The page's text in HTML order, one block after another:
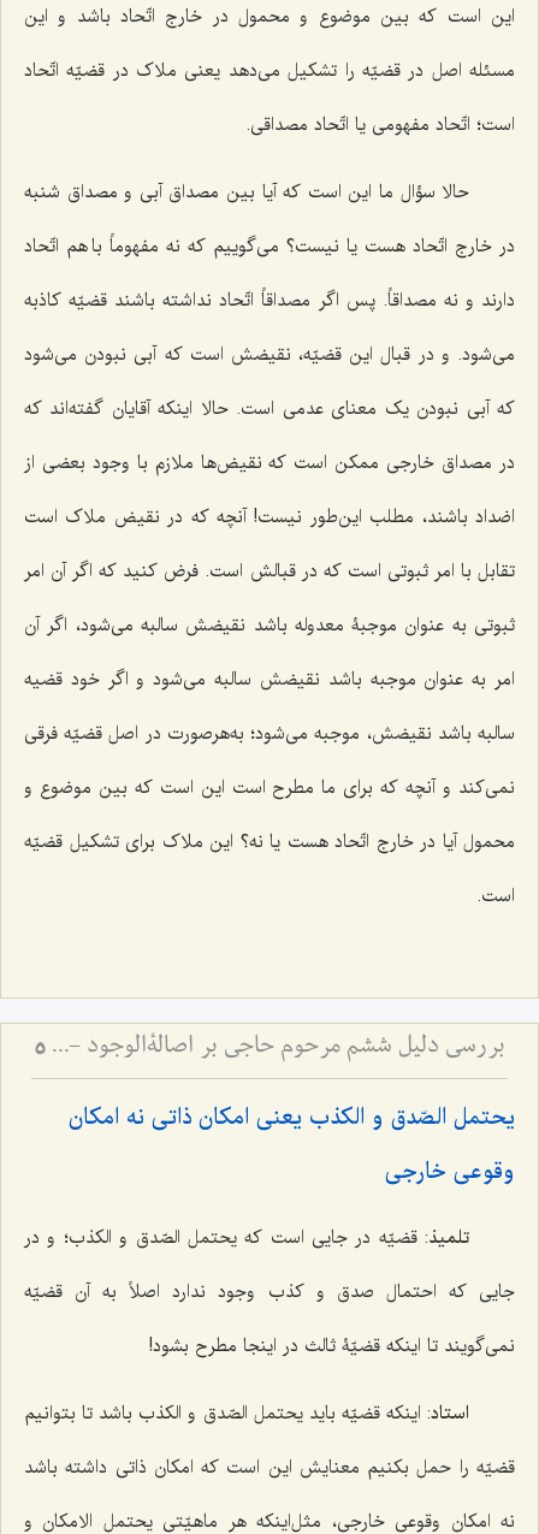
این است که بین موضوع و محمول در خارج اتّحاد باشد و این
مسئله اصل در قضیّه را تشکیل می‌دهد یعنی ملاک در قضیّه اتّحاد
است؛ اتّحاد مفهومی یا اتّحاد مصداقی.
حالا سؤال ما این است که آیا بین مصداق آبی و مصداق شنبه
در خارج اتّحاد هست یا نیست؟ می‌گوییم که نه مفهوماً با هم اتّحاد
دارند و نه مصداقاً. پس اگر مصداقاً اتّحاد نداشته باشند قضیّه کاذبه
می‌شود. و در قبال این قضیّه، نقیضش است که آبی نبودن می‌شود
که آبی نبودن یک معنای عدمی است. حالا اینکه آقایان گفته‌اند که
در مصداق خارجی ممکن است که نقیض‌ها ملازم با وجود بعضی از
اضداد باشند، مطلب این‌طور نیست! آنچه که در نقیض ملاک است
تقابل با امر ثبوتی است که در قبالش است. فرض کنید که اگر آن امر
ثبوتی به عنوان موجبۀ معدوله باشد نقیضش سالبه می‌شود، اگر آن
امر به عنوان موجبه باشد نقیضش سالبه می‌شود و اگر خود قضیه
سالبه باشد نقیضش، موجبه می‌شود؛ به‌هرصورت در اصل قضیّه فرقی
نمی‌کند و آنچه که برای ما مطرح است این است که بین موضوع و
محمول آیا در خارج اتّحاد هست یا نه؟ این ملاک برای تشکیل قضیّه
است.
بررسی دلیل ششم مرحوم حاجی بر اصالةالوجود - و امکان تحقق قسم سوم قضایا 5
یحتمل الصّدق و الکذب یعنی امکان ذاتی نه امکان
وقوعی خارجی
تلمیذ: قضیّه در جایی است که یحتمل الصّدق و الکذب؛ و در
جایی که احتمال صدق و کذب وجود ندارد اصلاً به آن قضیّه
نمی‌گویند تا اینکه قضیّۀ ثالث در اینجا مطرح بشود!
استاد: اینکه قضیّه بایدیحتمل الصّدق و الکذب باشد تا بتوانیم
قضیّه را حمل بکنیم معنایش این است که امکان ذاتی داشته باشد
نه امکان وقوعی خارجی، مثل‌اینکه هر ماهیّتییحتمل الامکان و